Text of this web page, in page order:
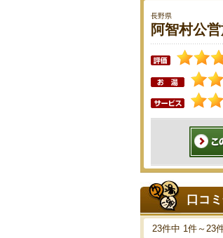
長野県
阿智村公
口コ
23件中 1件～23